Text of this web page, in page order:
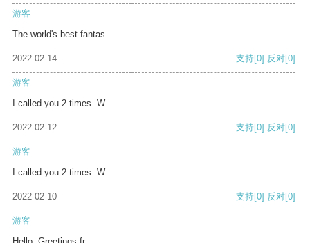
游客
The world's best fantas
2022-02-14 支持[0] 反对[0]
游客
I called you 2 times. W
2022-02-12 支持[0] 反对[0]
游客
I called you 2 times. W
2022-02-10 支持[0] 反对[0]
游客